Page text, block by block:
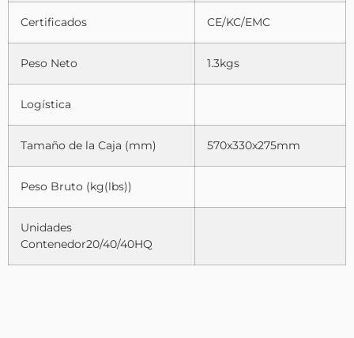
Certificados CE/KC/EMC
Peso Neto 1.3kgs
Logística
Tamaño de la Caja (mm) 570x330x275mm
Peso Bruto (kg(lbs))
Unidades
Contenedor20/40/40HQ